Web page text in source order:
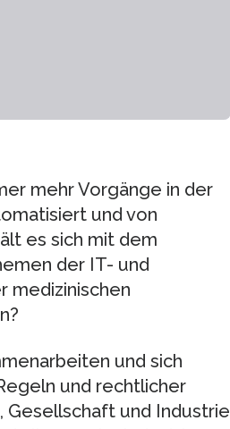
mehr Vorgänge in der
und von
es sich mit dem
der IT- und
medizinischen
und sich
und rechtlicher
Gesellschaft und Industrie